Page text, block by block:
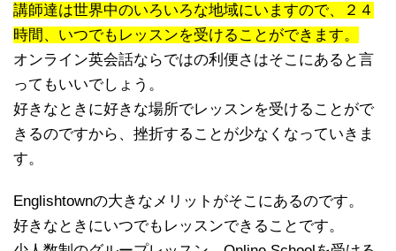
講師達は世界中のいろいろな地域にいますので、２４
時間、いつでもレッスンを受けることができます。
オンライン英会話ならではの利便さはそこにあると言
ってもいいでしょう。
好きなときに好きな場所でレッスンを受けることがで
きるのですから、挫折することが少なくなっていきま
す。
Englishtownの大きなメリットがそこにあるのです。
好きなときにいつでもレッスンできることです。